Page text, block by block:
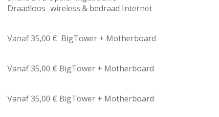
Draadloos -wireless & bedraad Internet
Vanaf 35,00 € BigTower + Motherboard
Vanaf 35,00 € BigTower + Motherboard
Vanaf 35,00 € BigTower + Motherboard